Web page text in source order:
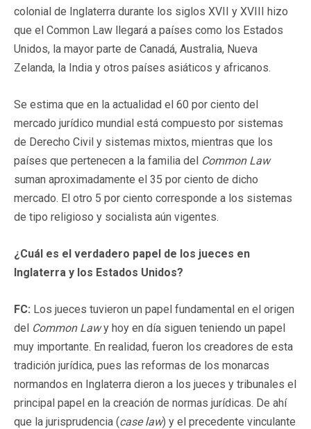
colonial de Inglaterra durante los siglos XVII y XVIII hizo
que el Common Law llegará a países como los Estados
Unidos, la mayor parte de Canadá, Australia, Nueva
Zelanda, la India y otros países asiáticos y africanos.
Se estima que en la actualidad el 60 por ciento del
mercado jurídico mundial está compuesto por sistemas
de Derecho Civil y sistemas mixtos, mientras que los
países que pertenecen a la familia del Common Law
suman aproximadamente el 35 por ciento de dicho
mercado. El otro 5 por ciento corresponde a los sistemas
de tipo religioso y socialista aún vigentes.
¿Cuál es el verdadero papel de los jueces en
Inglaterra y los Estados Unidos?
FC: Los jueces tuvieron un papel fundamental en el origen
del Common Lawy hoy en día siguen teniendo un papel
muy importante. En realidad, fueron los creadores de esta
tradición jurídica, pues las reformas de los monarcas
normandos en Inglaterra dieron a los jueces y tribunales el
principal papel en la creación de normas jurídicas. De ahí
que la jurisprudencia (case law) y el precedente vinculante